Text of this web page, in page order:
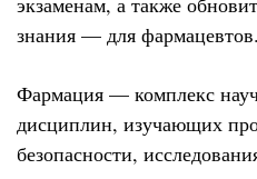
знания — для фармацевтов.
Фармация — комплекс
дисциплин, изучающих
безопасности,